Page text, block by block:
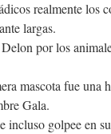
realmente los
largas.
por los
mascota fue una
Gala.
incluso golpee en